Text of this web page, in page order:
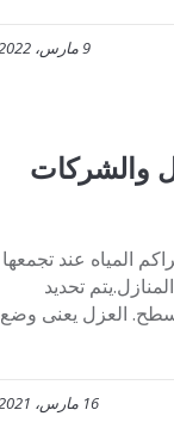
9 مارس، 2022
والشركات
والمنازل والشركات 0507273739 تتسبب تراكم المياه عند تجمعها
تحديد
العزل يعنى وضع
16 مارس، 2021